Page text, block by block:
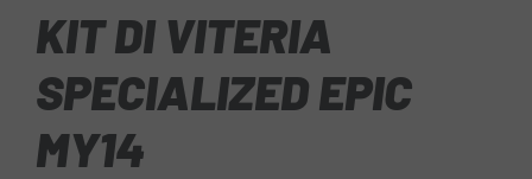
KIT DI VITERIA
SPECIALIZED EPIC
MY14